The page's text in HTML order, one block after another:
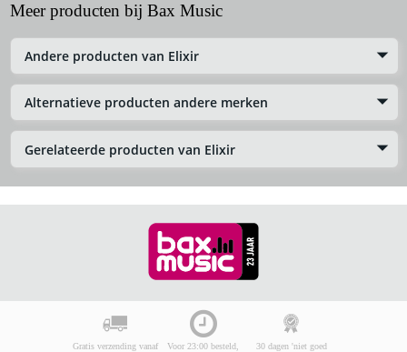
Meer producten bij Bax Music
Andere producten van Elixir
Alternatieve producten andere merken
Gerelateerde producten van Elixir
Gratis verzending vanaf
Voor 23:00 besteld,
30 dagen 'niet goed